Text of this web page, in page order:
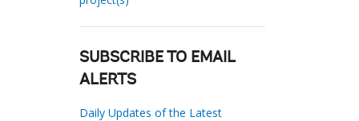
SUBSCRIBE TO EMAIL
ALERTS
Daily Updates of the Latest